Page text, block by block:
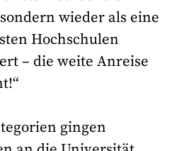
wieder als eine
Hochschulen
– die weite Anreise
gingen